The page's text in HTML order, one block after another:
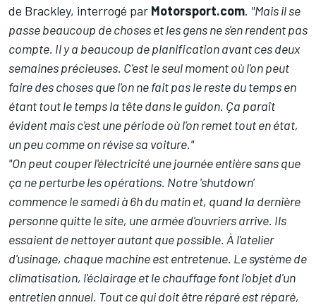
de Brackley, interrogé par Motorsport.com. "Mais il se
passe beaucoup de choses et les gens ne s'en rendent pas
compte. Il y a beaucoup de planification avant ces deux
semaines précieuses. C'est le seul moment où l'on peut
faire des choses que l'on ne fait pas le reste du temps en
étant tout le temps la tête dans le guidon. Ça paraît
évident mais c'est une période où l'on remet tout en état,
un peu comme on révise sa voiture."
"On peut couper l'électricité une journée entière sans que
ça ne perturbe les opérations. Notre 'shutdown'
commence le samedi à 6h du matin et, quand la dernière
personne quitte le site, une armée d'ouvriers arrive. Ils
essaient de nettoyer autant que possible. À l'atelier
d'usinage, chaque machine est entretenue. Le système de
climatisation, l'éclairage et le chauffage font l'objet d'un
entretien annuel. Tout ce qui doit être réparé est réparé,